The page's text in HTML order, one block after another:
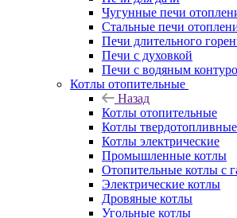
Чугунные печи
Стальные печи
Печи длительного
Печи с духовкой
Печи с водяным
Котлы отопительные
Назад
Котлы отопительные
Котлы твердотопливные
Котлы электрические
Промышленные котлы
Отопительные котлы с
Электрические котлы
Дровяные котлы
Угольные котлы